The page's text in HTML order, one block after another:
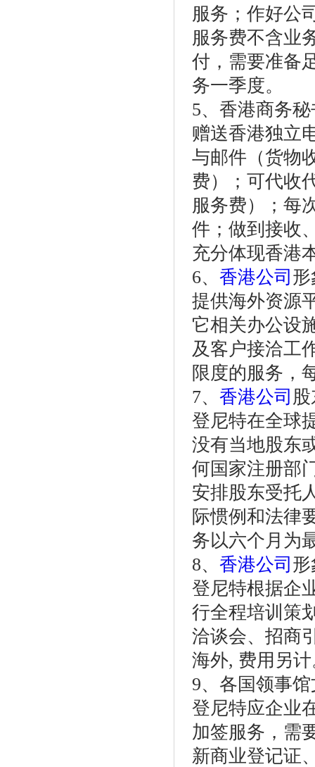
服务；作好公
服务费不含业
付，需要准备
务一季度。
5、香港商务
赠送香港独立
与邮件（货物
费）；可代收
服务费）；每
件；做到接收
充分体现香港
6、 香港公司
提供海外资源
它相关办公设
及客户接洽工
限度的服务，
7、 香港公司
登尼特在全球
没有当地股东
何国家注册部
安排股东受托
际惯例和法律
务以六个月为
8、 香港公司
登尼特根据企
行全程培训策
洽谈会、招商
海外, 费用另
9、各国领事
登尼特应企业
加签服务，需
新商业登记证